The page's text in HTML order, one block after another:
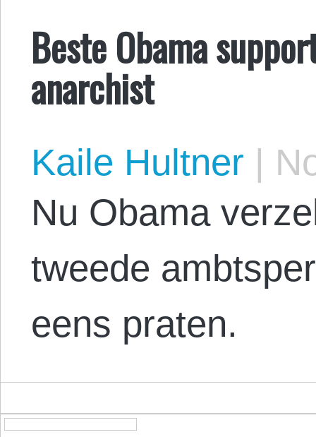
Beste Obama
anarchist
Kaile Hultner |
Nu Obama
tweede
eens praten.